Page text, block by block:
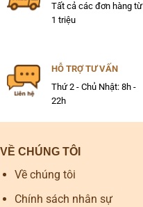
Tất cả các đơn hàng từ
1 triệu
HỖ TRỢ TƯ VẤN
Thứ 2 - Chủ Nhật: 8h -
22h
VỀ CHÚNG TÔI
Về chúng tôi
Chính sách nhân sự